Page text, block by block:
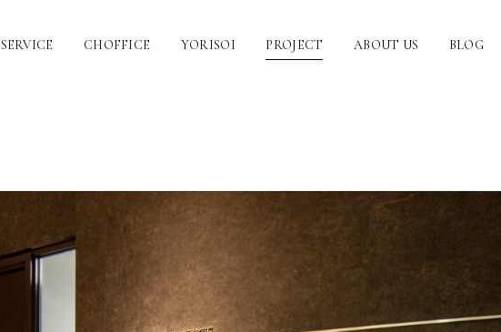
SERVICE CHOFFICE YORISOI PROJECT ABOUT US BLOG